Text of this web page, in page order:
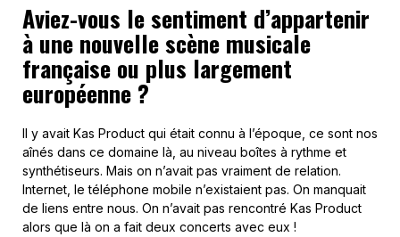
Aviez-vous le sentiment d’appartenir
à une nouvelle scène musicale
française ou plus largement
européenne ?
Il y avait Kas Product qui était connu à l’époque, ce sont nos
aînés dans ce domaine là, au niveau boîtes à rythme et
synthétiseurs. Mais on n’avait pas vraiment de relation.
Internet, le téléphone mobile n’existaient pas. On manquait
de liens entre nous. On n’avait pas rencontré Kas Product
alors que là on a fait deux concerts avec eux !